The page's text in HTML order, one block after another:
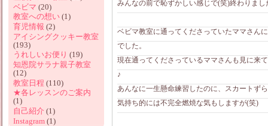
みんなの前で恥ずかしい感じで(笑)終わりまし
ベビマ教室に通ってくださっていたママさん
でした。
現在通ってくださっているママさんも見に来
♪
あんなに一生懸命練習したのに、スカートず
気持ち的には不完全燃焼な気もしますが(笑)
ベビマ (20)
教室への想い (1)
育児情報 (2)
アイシングクッキー教室
(193)
うれしいお便り (19)
知恩院サラナ親子教室
(12)
教室日程 (110)
★各レッスンのご案内
(1)
自己紹介 (1)
Instagram (1)